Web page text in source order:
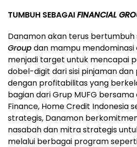
TUMBUH SEBAGAIFINANCIAL
Danamon akan terus bertumbuh
Groupdan mampu mendominasi
menjadi target untuk mencapai
dobel-digit dari sisi pinjaman dan
dengan profitabilitas yang
bagian dari Grup MUFG
Finance, Home Credit Indonesia
strategis, Danamon
nasabah dan mitra strategis
melalui berbagai program